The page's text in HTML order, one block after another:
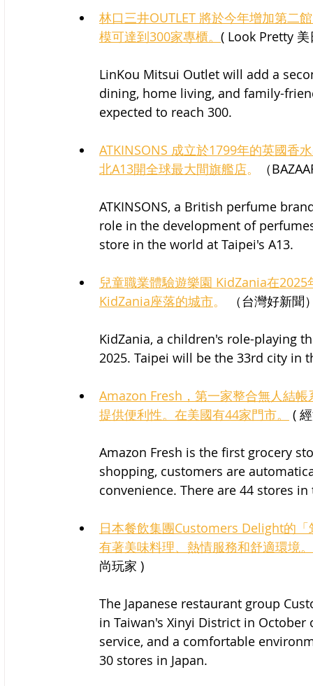
林口三井OUTLET 將於今年增加第二
模可達到300家專櫃。 ( Look Pretty 美
LinKou Mitsui Outlet will add a
dining, home living, and family-
expected to reach 300.
ATKINSONS 成立於1799年的英國香
北A13開全球最大間旗艦店。 （
ATKINSONS, a British perfume
role in the development of
store in the world at Taipei's A13.
兒童職業體驗遊樂園 KidZania在
KidZania座落的城市。 （台灣好新聞
KidZania, a children's role-playing
2025. Taipei will be the 33rd city in
Amazon Fresh，第一家整合無人結
提供便利性。在美國有44家門市。
(
Amazon Fresh is the first grocery
shopping, customers are
convenience. There are 44 stores
日本餐飲集團Customers Delight的
有著美味料理、熱情服務和舒適環境
尚玩家 )
The Japanese restaurant group
in Taiwan's Xinyi District in
service, and a comfortable
30 stores in Japan.